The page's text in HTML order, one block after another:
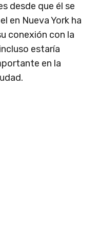
desde que él se
en Nueva York ha
conexión con la
estaría
en la